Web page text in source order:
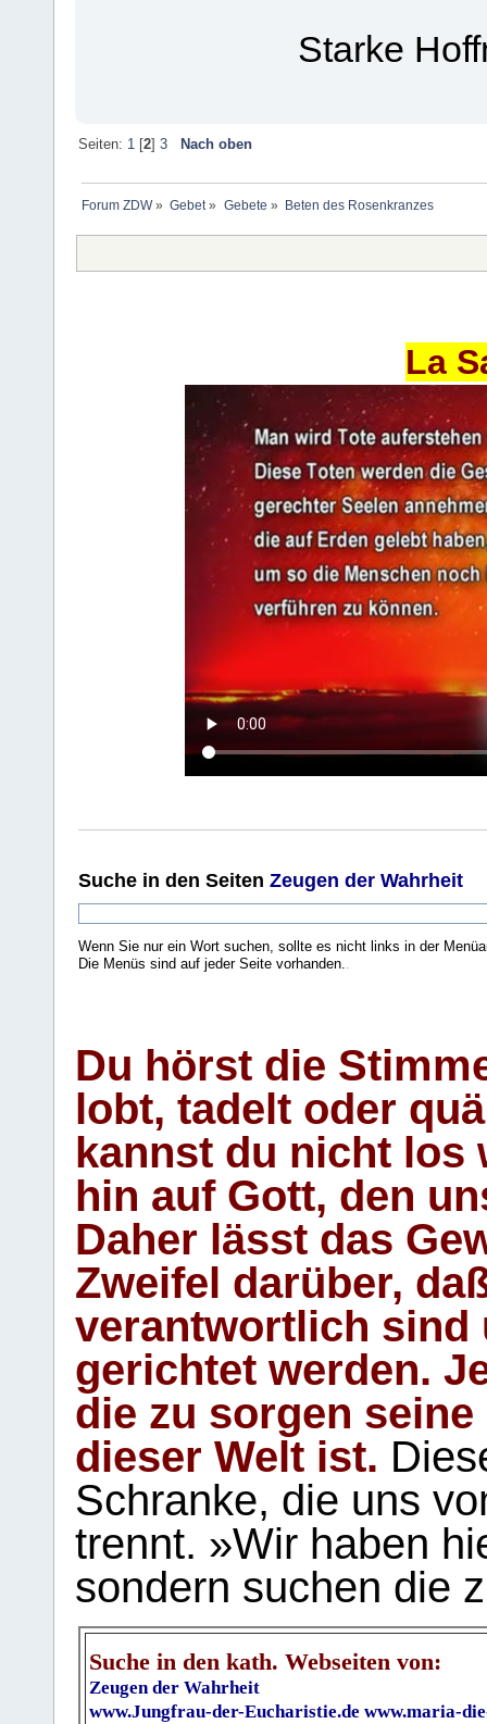
Starke
Seiten: 1[2] 3 Nach oben
Forum ZDW» Gebet» Gebete » Beten des Rosenkranzes
La
Suche in den Seiten Zeugen der Wahrheit
Wenn Sie nur ein Wort suchen, sollte es nicht links in der
Die Menüs sind auf jeder Seite vorhanden.
Du hörst die
lobt, tadelt oder
kannst du nicht los
hin auf Gott, den
Daher lässt das
Zweifel darüber,
verantwortlich sind
gerichtet werden.
die zu sorgen
dieser Welt ist.
Schranke, die uns
trennt. »Wir haben
sondern suchen die
Suche in den kath. Webseiten von:
Zeugen der Wahrheit
www.Jungfrau-der-Eucharistie.de www.maria-